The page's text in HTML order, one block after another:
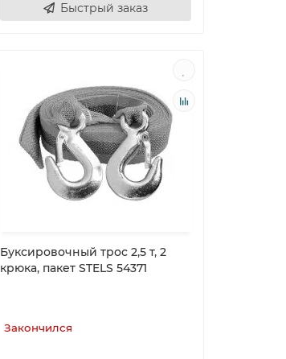
Быстрый заказ
Буксировочный трос 2,5 т, 2
крюка, пакет STELS 54371
Закончился